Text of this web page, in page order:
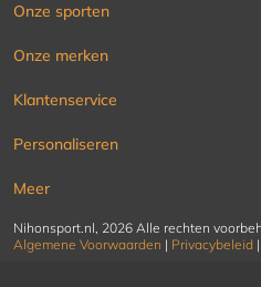
Onze sporten
Onze merken
Klantenservice
Personaliseren
Meer
Nihonsport.nl, 2026 Alle rechten
Algemene Voorwaarden | Privacybeleid |